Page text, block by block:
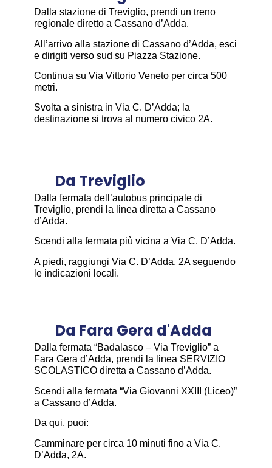
Dalla stazione di Treviglio, prendi un treno
regionale diretto a Cassano d’Adda.
All’arrivo alla stazione di Cassano d’Adda, esci
e dirigiti verso sud su Piazza Stazione.
Continua su Via Vittorio Veneto per circa 500
metri.
Svolta a sinistra in Via C. D’Adda; la
destinazione si trova al numero civico 2A.
Da Treviglio
Dalla fermata dell’autobus principale di
Treviglio, prendi la linea diretta a Cassano
d’Adda.
Scendi alla fermata più vicina a Via C. D’Adda.
A piedi, raggiungi Via C. D’Adda, 2A seguendo
le indicazioni locali.
Da Fara Gera d'Adda
Dalla fermata “Badalasco – Via Treviglio” a
Fara Gera d’Adda, prendi la linea SERVIZIO
SCOLASTICO diretta a Cassano d’Adda.
Scendi alla fermata “Via Giovanni XXIII (Liceo)”
a Cassano d’Adda.
Da qui, puoi:
Camminare per circa 10 minuti fino a Via C.
D’Adda, 2A.